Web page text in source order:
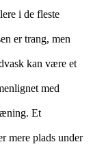
i de fleste
er trang, men
kan være et
med
Et
mere plads under